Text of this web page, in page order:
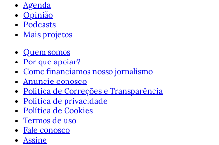
Agenda
Opinião
Podcasts
Mais projetos
Quem somos
Por que apoiar?
Como financiamos nosso jornalismo
Anuncie conosco
Política de Correções e Transparência
Política de privacidade
Política de Cookies
Termos de uso
Fale conosco
Assine